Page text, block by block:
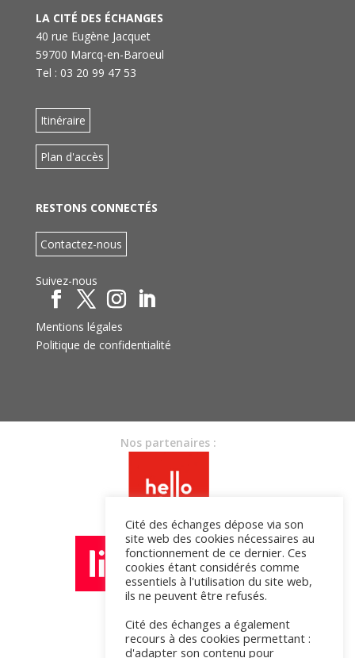
LA CITÉ DES ÉCHANGES
40 rue Eugène Jacquet
59700 Marcq-en-Baroeul
Tel : 03 20 99 47 53
Itinéraire
Plan d'accès
RESTONS CONNECTÉS
Contactez-nous
Suivez-nous
Mentions légales
Politique de confidentialité
Nos partenaires :
Cité des échanges dépose via son
site web des cookies nécessaires au
fonctionnement de ce dernier. Ces
cookies étant considérés comme
essentiels à l'utilisation du site web,
ils ne peuvent être refusés.
Cité des échanges a également
recours à des cookies permettant :
d'adapter son contenu pour